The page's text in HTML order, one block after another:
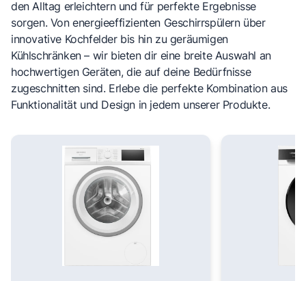
den Alltag erleichtern und für perfekte Ergebnisse
sorgen. Von energieeffizienten Geschirrspülern über
innovative Kochfelder bis hin zu geräumigen
Kühlschränken – wir bieten dir eine breite Auswahl an
hochwertigen Geräten, die auf deine Bedürfnisse
zugeschnitten sind. Erlebe die perfekte Kombination aus
Funktionalität und Design in jedem unserer Produkte.